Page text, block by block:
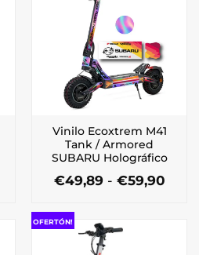
desde
€39,90
Vinilo Ecoxtrem M41
Tank / Armored
SUBARU Holográfico
€49,89 - €59,90
tiene
OFERTÓN!